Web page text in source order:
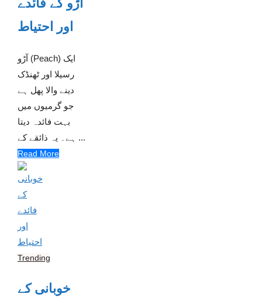
آڑو کے فائدے
اور احتیاط
آڑو (Peach) ایک
رسیلا اور ٹھنڈک
دینے والا پھل ہے
جو گرمیوں میں
بہت فائدہ دیتا
ہے۔ یہ ذائقے کے ...
Read More
Trending
خوبانی کے